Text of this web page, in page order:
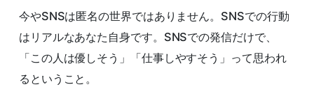
今やSNSは匿名の世界ではありません。SNSでの行動
はリアルなあなた自身です。SNSでの発信だけで、
「この人は優しそう」「仕事しやすそう」って思われ
るということ。